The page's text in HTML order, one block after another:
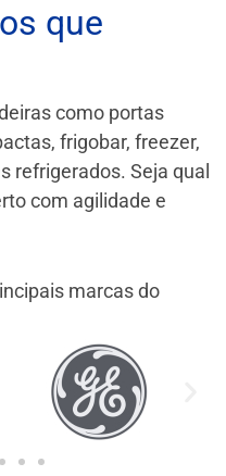
que
como portas
frigobar, freezer,
refrigerados. Seja qual
com agilidade e
marcas do